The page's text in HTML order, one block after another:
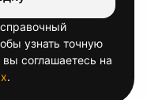
узнать точную
соглашаетесь на
.